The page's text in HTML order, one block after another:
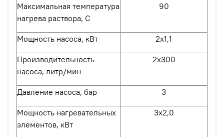
Максимальная температура
нагрева раствора, С
90
Мощность насоса, кВт 2х1,1
Производительность
насоса, литр/мин
2х300
Давление насоса, бар 3
Мощность нагревательных
элементов, кВт
3х2,0